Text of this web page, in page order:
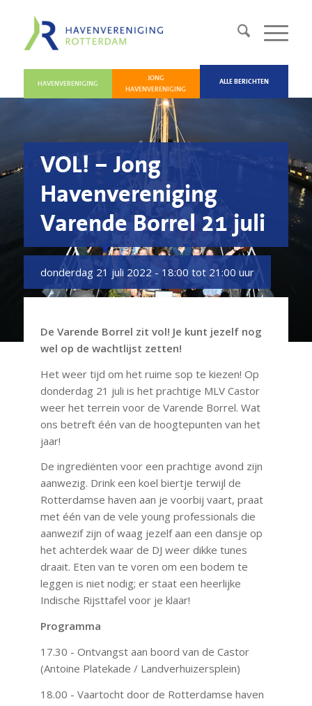
HAVENVERENIGING
JONG
HAVENVERENIGING
ALLE BERICHTEN
VOL! – Jong
Havenvereniging
Varende Borrel 21 juli
donderdag 21 juli 2022 - 18:00 tot 21:00 uur
De Varende Borrel zit vol! Je kunt jezelf nog
wel op de wachtlijst zetten!
Het weer tijd om het ruime sop te kiezen! Op
donderdag 21 juli is het prachtige MLV Castor
weer het terrein voor de Varende Borrel. Wat
ons betreft één van de hoogtepunten van het
jaar!
De ingrediënten voor een prachtige avond zijn
aanwezig. Drink een koel biertje terwijl de
Rotterdamse haven aan je voorbij vaart, praat
met één van de vele young professionals die
aanwezif zijn of waag jezelf aan een dansje op
het achterdek waar de DJ weer dikke tunes
draait. Eten van te voren om een bodem te
leggen is niet nodig; er staat een heerlijke
Indische Rijsttafel voor je klaar!
Programma
17.30 - Ontvangst aan boord van de Castor
(Antoine Platekade / Landverhuizersplein)
18.00 - Vaartocht door de Rotterdamse haven